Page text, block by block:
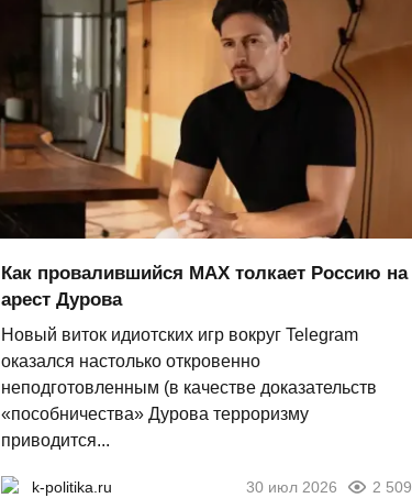
Как провалившийся MAX толкает Россию на
арест Дурова
Новый виток идиотских игр вокруг Telegram
оказался настолько откровенно
неподготовленным (в качестве доказательств
«пособничества» Дурова терроризму
приводится...
k-politika.ru 30 июл 2026 2 509